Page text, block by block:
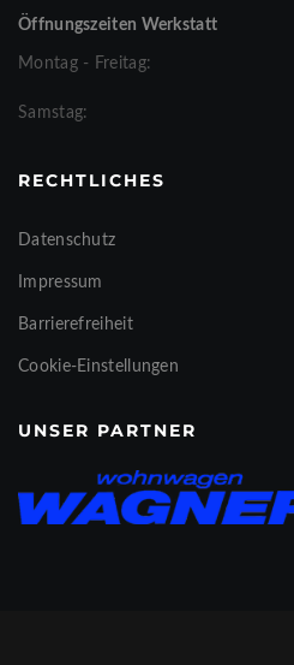
Öffnungszeiten Werkstatt
Montag - Freitag:
Samstag:
RECHTLICHES
Datenschutz
Impressum
Barrierefreiheit
Cookie-Einstellungen
UNSER PARTNER